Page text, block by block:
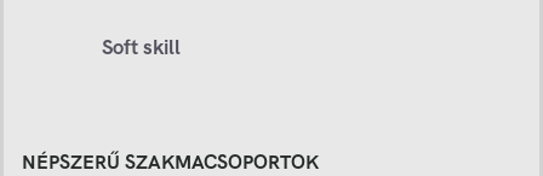
Soft skill
NÉPSZERŰ SZAKMACSOPORTOK